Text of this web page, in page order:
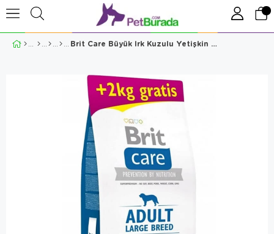
Brit Care Büyük Irk Kuzulu Yetişkin Köpek Maması 12+2 Kg